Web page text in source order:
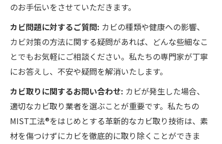
のお手伝いをさせていただきます。
カビ問題に対するご質問: カビの種類や健康への影響、
カビ対策の方法に関する疑問があれば、どんな些細なこ
とでもお気軽にご相談ください。私たちの専門家が丁寧
にお答えし、不安や疑問を解消いたします。
カビ取りに関するお問い合わせ: カビが発生した場合、
適切なカビ取り業者を選ぶことが重要です。私たちの
MIST工法®をはじめとする革新的なカビ取り技術は、素
材を傷つけずにカビを徹底的に取り除くことができま